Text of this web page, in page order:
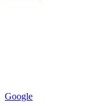
Google